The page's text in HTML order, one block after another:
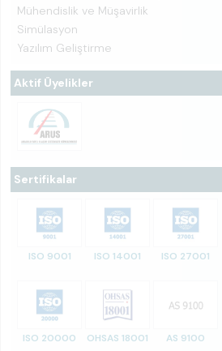
Mühendislik ve Müşavirlik
Simülasyon
Yazılım Geliştirme
Aktif Üyelikler
Sertifikalar
ISO 9001 ISO 14001 ISO 27001
ISO 20000 OHSAS 18001 AS 9100